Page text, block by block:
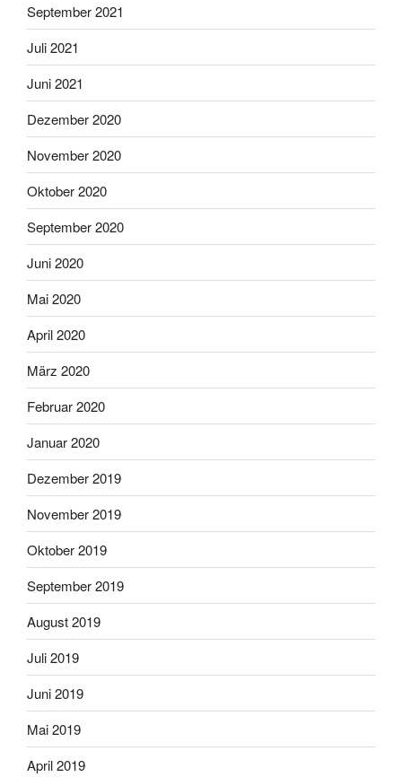
September 2021
Juli 2021
Juni 2021
Dezember 2020
November 2020
Oktober 2020
September 2020
Juni 2020
Mai 2020
April 2020
März 2020
Februar 2020
Januar 2020
Dezember 2019
November 2019
Oktober 2019
September 2019
August 2019
Juli 2019
Juni 2019
Mai 2019
April 2019